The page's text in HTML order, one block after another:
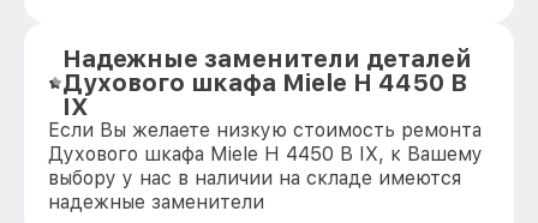
Надежные заменители деталей
Духового шкафа Miele H 4450 B
IX
Если Вы желаете низкую стоимость ремонта
Духового шкафа Miele H 4450 B IX, к Вашему
выбору у нас в наличии на складе имеются
надежные заменители